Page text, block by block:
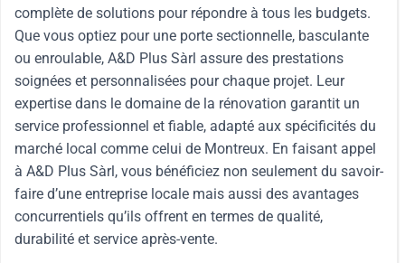
complète de solutions pour répondre à tous les budgets.
Que vous optiez pour une porte sectionnelle, basculante
ou enroulable, A&D Plus Sàrl assure des prestations
soignées et personnalisées pour chaque projet. Leur
expertise dans le domaine de la rénovation garantit un
service professionnel et fiable, adapté aux spécificités du
marché local comme celui de Montreux. En faisant appel
à A&D Plus Sàrl, vous bénéficiez non seulement du savoir-
faire d’une entreprise locale mais aussi des avantages
concurrentiels qu’ils offrent en termes de qualité,
durabilité et service après-vente.